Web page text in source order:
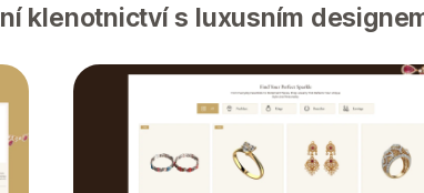
klenotnictví s luxusním